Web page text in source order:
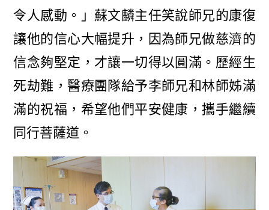
令人感動。」蘇文麟主任笑說師兄的康復
讓他的信心大幅提升，因為師兄做慈濟的
信念夠堅定，才讓一切得以圓滿。歷經生
死劫難，醫療團隊給予李師兄和林師姊滿
滿的祝福，希望他們平安健康，攜手繼續
同行菩薩道。